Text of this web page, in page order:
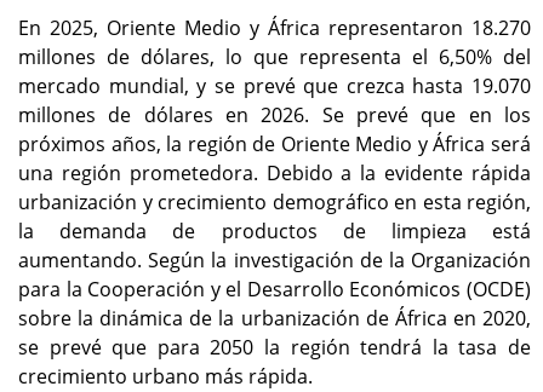
En 2025, Oriente Medio y África representaron 18.270
millones de dólares, lo que representa el 6,50% del
mercado mundial, y se prevé que crezca hasta 19.070
millones de dólares en 2026. Se prevé que en los
próximos años, la región de Oriente Medio y África será
una región prometedora. Debido a la evidente rápida
urbanización y crecimiento demográfico en esta región,
la demanda de productos de limpieza está
aumentando. Según la investigación de la Organización
para la Cooperación y el Desarrollo Económicos (OCDE)
sobre la dinámica de la urbanización de África en 2020,
se prevé que para 2050 la región tendrá la tasa de
crecimiento urbano más rápida.